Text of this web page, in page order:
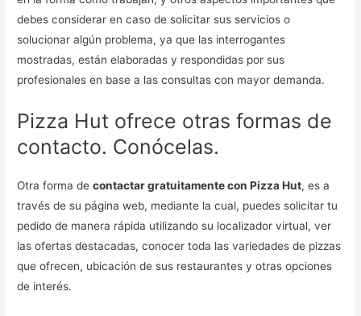
debes considerar en caso de solicitar sus servicios o
solucionar algún problema, ya que las interrogantes
mostradas, están elaboradas y respondidas por sus
profesionales en base a las consultas con mayor demanda.
Pizza Hut ofrece otras formas de
contacto. Conócelas.
Otra forma decontactar gratuitamente con Pizza Hut, es a
través de su página web, mediante la cual, puedes solicitar tu
pedido de manera rápida utilizando su localizador virtual, ver
las ofertas destacadas, conocer toda las variedades de pizzas
que ofrecen, ubicación de sus restaurantes y otras opciones
de interés.